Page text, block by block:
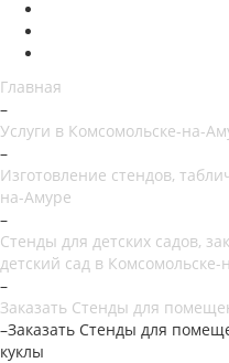
Главная
–
Услуги в Комсомольске-на-
–
Изготовление стендов,
на-Амуре
–
Стенды для детских садов,
детский сад в Комсомольске-
–
Заказать Стенды для
–Заказать Стенды для
куклы